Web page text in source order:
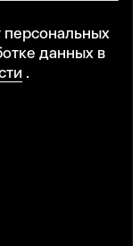
персональных
данных в
.